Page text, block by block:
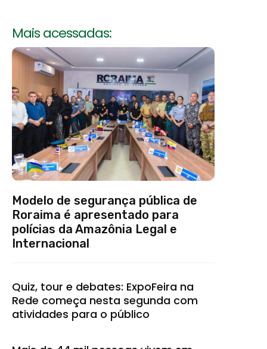
Mais acessadas:
Modelo de segurança pública de
Roraima é apresentado para
polícias da Amazônia Legal e
Internacional
Quiz, tour e debates: ExpoFeira na
Rede começa nesta segunda com
atividades para o público